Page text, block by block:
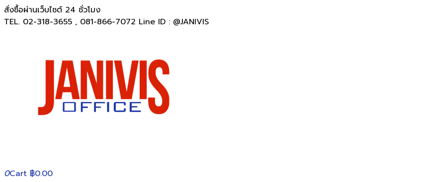
สั่งซื้อผ่านเว็บไซต์ 24 ชั่วโมง
TEL. 02-318-3655 , 081-866-7072 Line ID : @JANIVIS
0Cart ฿0.00